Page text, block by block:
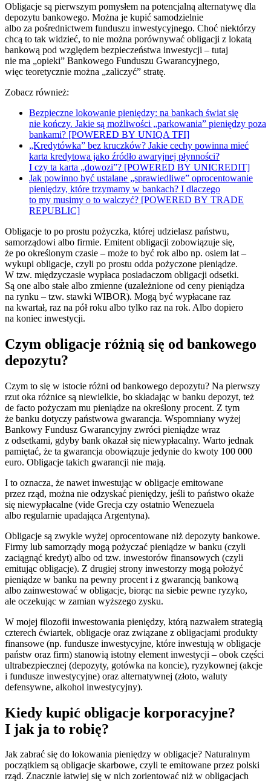
Obligacje są pierwszym pomysłem na potencjalną alternatywę dla
depozytu bankowego. Można je kupić samodzielnie
albo za pośrednictwem funduszu inwestycyjnego. Choć niektórzy
chcą to tak widzieć, to nie można porównywać obligacji z lokatą
bankową pod względem bezpieczeństwa inwestycji – tutaj
nie ma „opieki” Bankowego Funduszu Gwarancyjnego,
więc teoretycznie można „zaliczyć” stratę.
Zobacz również:
Bezpieczne lokowanie pieniędzy: na bankach świat się
nie kończy. Jakie są możliwości „parkowania” pieniędzy poza
bankami? [POWERED BY UNIQA TFI]
„Kredytówka” bez kruczków? Jakie cechy powinna mieć
karta kredytowa jako źródło awaryjnej płynności?
I czy ta karta „dowozi”? [POWERED BY UNICREDIT]
Jak powinno być ustalane „sprawiedliwe” oprocentowanie
pieniędzy, które trzymamy w bankach? I dlaczego
to my musimy o to walczyć? [POWERED BY TRADE
REPUBLIC]
Obligacje to po prostu pożyczka, której udzielasz państwu,
samorządowi albo firmie. Emitent obligacji zobowiązuje się,
że po określonym czasie – może to być rok albo np. osiem lat –
wykupi obligacje, czyli po prostu odda pożyczone pieniądze.
W tzw. międzyczasie wypłaca posiadaczom obligacji odsetki.
Są one albo stałe albo zmienne (uzależnione od ceny pieniądza
na rynku – tzw. stawki WIBOR). Mogą być wypłacane raz
na kwartał, raz na pół roku albo tylko raz na rok. Albo dopiero
na koniec inwestycji.
Czym obligacje różnią się od bankowego
depozytu?
Czym to się w istocie różni od bankowego depozytu? Na pierwszy
rzut oka różnice są niewielkie, bo składając w banku depozyt, też
de facto pożyczam mu pieniądze na określony procent. Z tym
że banku dotyczy państwowa gwarancja. Wspomniany wyżej
Bankowy Fundusz Gwarancyjny zwróci pieniądze wraz
z odsetkami, gdyby bank okazał się niewypłacalny. Warto jednak
pamiętać, że ta gwarancja obowiązuje jedynie do kwoty 100 000
euro. Obligacje takich gwarancji nie mają.
I to oznacza, że nawet inwestując w obligacje emitowane
przez rząd, można nie odzyskać pieniędzy, jeśli to państwo okaże
się niewypłacalne (vide Grecja czy ostatnio Wenezuela
albo regularnie upadająca Argentyna).
Obligacje są zwykle wyżej oprocentowane niż depozyty bankowe.
Firmy lub samorządy mogą pożyczać pieniądze w banku (czyli
zaciągnąć kredyt) albo od tzw. inwestorów finansowych (czyli
emitując obligacje). Z drugiej strony inwestorzy mogą położyć
pieniądze w banku na pewny procent i z gwarancją bankową
albo zainwestować w obligacje, biorąc na siebie pewne ryzyko,
ale oczekując w zamian wyższego zysku.
W mojej filozofii inwestowania pieniędzy, którą nazwałem strategią
czterech ćwiartek, obligacje oraz związane z obligacjami produkty
finansowe (np. fundusze inwestycyjne, które inwestują w obligacje
państw oraz firm) stanowią istotny element inwestycji – obok części
ultrabezpiecznej (depozyty, gotówka na koncie), ryzykownej (akcje
i fundusze inwestycyjne) oraz alternatywnej (złoto, waluty
defensywne, alkohol inwestycyjny).
Kiedy kupić obligacje korporacyjne?
I jak ja to robię?
Jak zabrać się do lokowania pieniędzy w obligacje? Naturalnym
początkiem są obligacje skarbowe, czyli te emitowane przez polski
rząd. Znacznie łatwiej się w nich zorientować niż w obligacjach